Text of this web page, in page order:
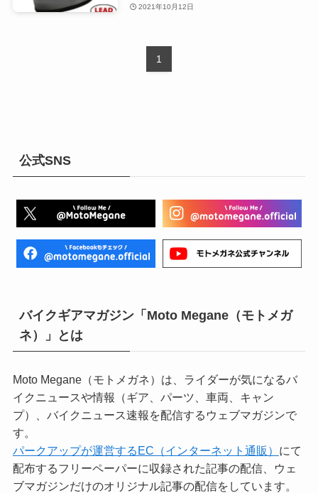
2021年10月12日
1
公式SNS
バイクギアマガジン「Moto Megane（モトメガ
ネ）」とは
Moto Megane（モトメガネ）は、ライダーが気になるバ
イクニュースや情報（ギア、パーツ、車両、キャン
プ）、バイクニュース速報を配信するウェブマガジンで
す。
パークアップが運営するEC（インターネット通販） にて
配布するフリーペーパーに収録された記事の配信、ウェ
ブマガジンだけのオリジナル記事の配信をしています。